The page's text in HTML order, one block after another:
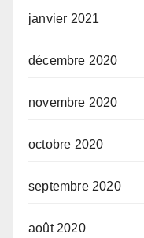
janvier 2021
décembre 2020
novembre 2020
octobre 2020
septembre 2020
août 2020